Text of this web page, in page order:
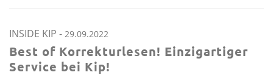
INSIDE KIP - 29.09.2022
Best of Korrekturlesen! Einzigartiger
Service bei Kip!